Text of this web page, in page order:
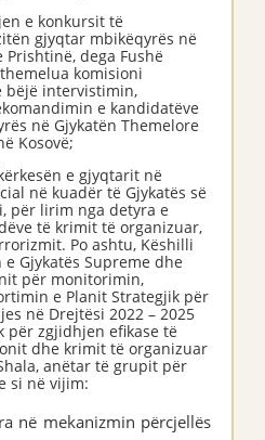
e konkursit të
gjyqtar mbikëqyrës në
Prishtinë, dega Fushë
themelua komisioni
bëjë intervistimin,
e kandidatëve
në Gjykatën Themelore
Kosovë;
e gjyqtarit në
në kuadër të Gjykatës së
për lirim nga detyra e
të krimit të organizuar,
Po ashtu, Këshilli
Gjykatës Supreme dhe
për monitorimin,
e Planit Strategjik për
në Drejtësi 2022 – 2025
për zgjidhjen efikase të
dhe krimit të organizuar
anëtar të grupit për
si në vijim:
në mekanizmin përcjellës